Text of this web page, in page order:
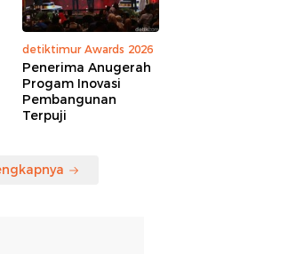
detiktimur Awards 2026
Penerima Anugerah
Progam Inovasi
Pembangunan
Terpuji